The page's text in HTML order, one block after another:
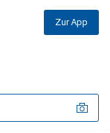
Zur App